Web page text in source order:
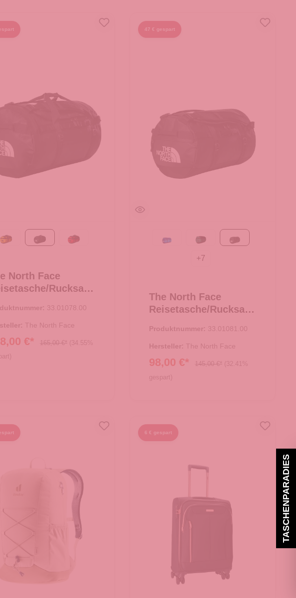
Summit Gold-TNF Black
TNF BlackTNF Red-TNF Black
North Face
Rucksack
Black
33.01078.00
The North Face
€* 165,00 €* (34.55%
47 € gespart
Active blueEvergreen-TNF Black
TNF Black
+7
The North Face
Reisetasche/Rucksack
TNF Black
Produktnummer: 33.01081.00
Hersteller: The North Face
98,00 €* 145,00 €* (32.41%
gespart)
6 € gespart
TASCHENPARADIES